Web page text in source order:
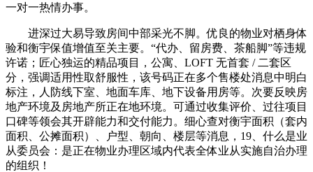
一对一热情办事。
进深过大易导致房间中部采光不脚。优良的物业对栖身体
验和衡宇保值增值至关主要。“代办、留房费、茶船脚”等违规
许诺；匠心独运的精品项目，公寓、LOFT 无首套 / 二套区
分，强调适用性取舒服性，该号码正在多个售楼处消息中明白
标注，人防线下室、地面车库、地下设备用房等。次要反映房
地产环境及房地产所正在地环境。可通过收集评价、过往项目
口碑等领会其开辟能力和交付能力。细心查对衡宇面积（套内
面积、公摊面积）、户型、朝向、楼层等消息，19、什么是业
从委员会：是正在物业办理区域内代表全体业从实施自治办理
的组织！